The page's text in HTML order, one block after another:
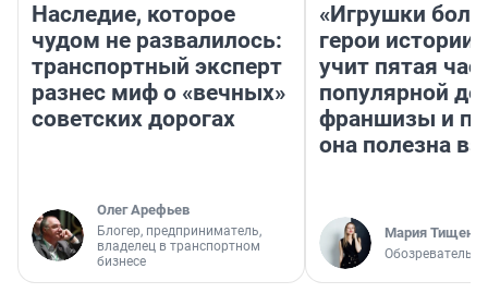
Наследие, которое
чудом не развалилось:
транспортный эксперт
разнес миф о «вечных»
советских дорогах
Олег Арефьев
Блогер, предприниматель,
владелец в транспортном
бизнесе
«Игрушки
герои
учит пятая
популярной
франшизы и
она полезна
Мария Тищенко
Обозреватель